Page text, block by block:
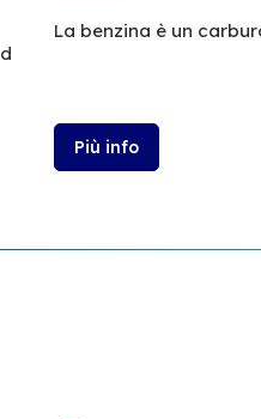
La benzina è un
Più info